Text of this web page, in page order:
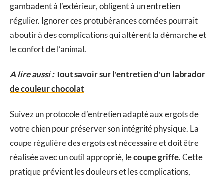
gambadent à l’extérieur, obligent à un entretien
régulier. Ignorer ces protubérances cornées pourrait
aboutir à des complications qui altèrent la démarche et
le confort de l’animal.
A lire aussi :Tout savoir sur l'entretien d'un labrador
de couleur chocolat
Suivez un protocole d’entretien adapté aux ergots de
votre chien pour préserver son intégrité physique. La
coupe régulière des ergots est nécessaire et doit être
réalisée avec un outil approprié, lecoupe griffe. Cette
pratique prévient les douleurs et les complications,